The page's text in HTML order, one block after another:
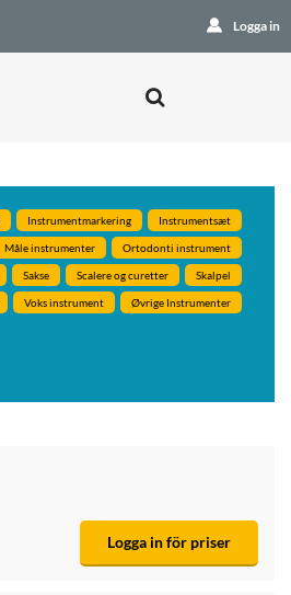
Logga in
Instrumentmarkering Instrumentsæt
Måle instrumenter Ortodonti instrument
Sakse Scalere og curetter Skalpel
Voks instrument Øvrige Instrumenter
Logga in för priser